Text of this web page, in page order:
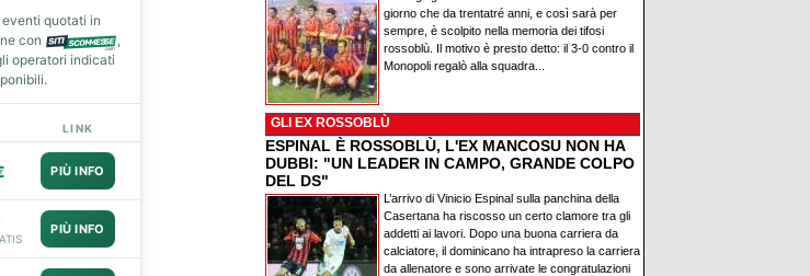
quotati in
con
,
operatori indicati
LINK
PIÙ INFO
PIÙ INFO
giorno che da trentatré anni, e così sarà per
sempre, è scolpito nella memoria dei tifosi
rossoblù. Il motivo è presto detto: il 3-0 contro il
Monopoli regalò alla squadra...
GLI EX ROSSOBLÙ
ESPINAL È ROSSOBLÙ, L'EX MANCOSU NON HA
DUBBI: "UN LEADER IN CAMPO, GRANDE COLPO
DEL DS"
L’arrivo di Vinicio Espinal sulla panchina della
Casertana ha riscosso un certo clamore tra gli
addetti ai lavori. Dopo una buona carriera da
calciatore, il dominicano ha intrapreso la carriera
da allenatore e sono arrivate le congratulazioni